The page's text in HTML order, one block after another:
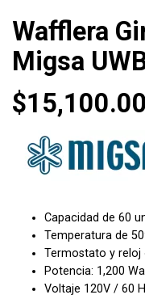
Wafflera
Migsa
$15,100.00
Capacidad de 60
Temperatura de
Termostato y reloj
Potencia: 1,200
Voltaje 120V / 60